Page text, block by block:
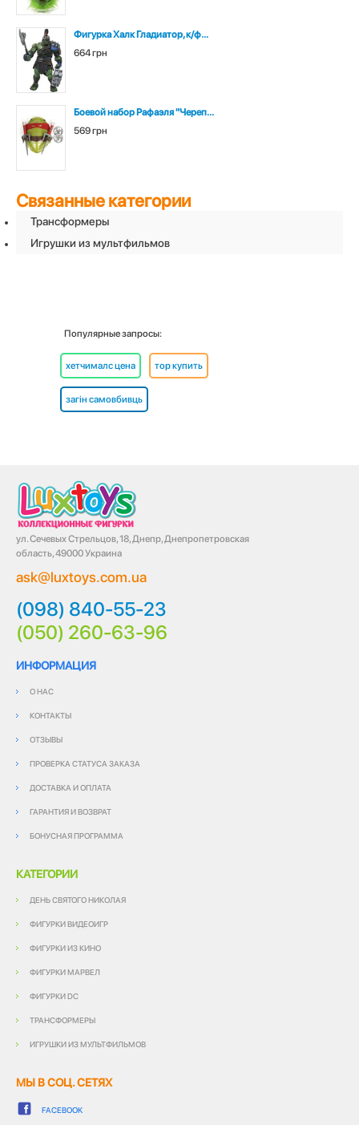
Фигурка Халк Гладиатор, к/ф...
664 грн
Боевой набор Рафаэля "Череп...
569 грн
Связанные категории
Трансформеры
Игрушки из мультфильмов
Популярные запросы:
хетчималс цена тор купить
загін самовбивць
ул. Сечевых Стрельцов, 18, Днепр, Днепропетровская
область, 49000 Украина
ask@luxtoys.com.ua
(098) 840-55-23
(050) 260-63-96
ИНФОРМАЦИЯ
О НАС
КОНТАКТЫ
ОТЗЫВЫ
ПРОВЕРКА СТАТУСА ЗАКАЗА
ДОСТАВКА И ОПЛАТА
ГАРАНТИЯ И ВОЗВРАТ
БОНУСНАЯ ПРОГРАММА
КАТЕГОРИИ
ДЕНЬ СВЯТОГО НИКОЛАЯ
ФИГУРКИ ВИДЕОИГР
ФИГУРКИ ИЗ КИНО
ФИГУРКИ МАРВЕЛ
ФИГУРКИ DC
ТРАНСФОРМЕРЫ
ИГРУШКИ ИЗ МУЛЬТФИЛЬМОВ
МЫ В СОЦ. СЕТЯХ
FACEBOOK